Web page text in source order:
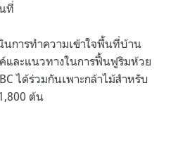
ที่
นการทำความเข้าใจพื้นที่บ้าน
และแนวทางในการฟื้นฟูริมห้วย
ได้ร่วมกันเพาะกล้าไม้สำหรับ
ต้น